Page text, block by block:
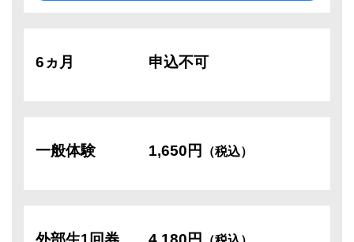
6ヵ月 申込不可
一般体験 1,650円 （税込）